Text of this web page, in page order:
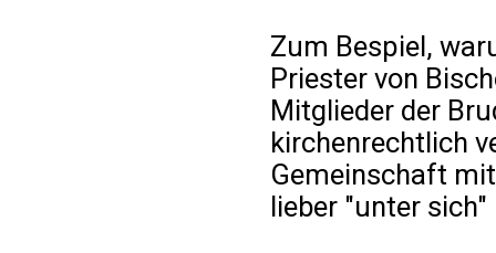
Zum Bespiel,
Priester von
Mitglieder der
kirchenrechtlich
Gemeinschaft
lieber "unter sich"